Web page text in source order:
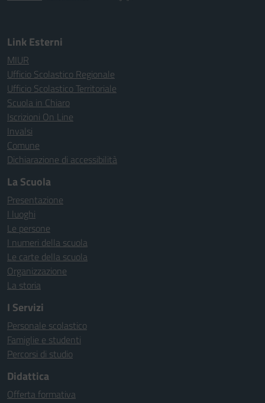
Link Esterni
MIUR
Ufficio Scolastico Regionale
Ufficio Scolastico Territoriale
Scuola in Chiaro
Iscrizioni On Line
Invalsi
Comune
Dichiarazione di accessibilità
La Scuola
Presentazione
I luoghi
Le persone
I numeri della scuola
Le carte della scuola
Organizzazione
La storia
I Servizi
Personale scolastico
Famiglie e studenti
Percorsi di studio
Didattica
Offerta formativa